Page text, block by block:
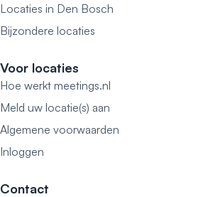
Locaties in Den Bosch
Bijzondere locaties
Voor locaties
Hoe werkt meetings.nl
Meld uw locatie(s) aan
Algemene voorwaarden
Inloggen
Contact